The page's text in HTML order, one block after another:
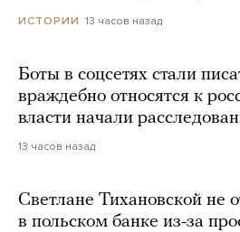
ИСТОРИИ 13 часов назад
Боты в соцсетях стали
враждебно относятся к
власти начали
13 часов назад
Светлане Тихановской не
в польском банке из-за